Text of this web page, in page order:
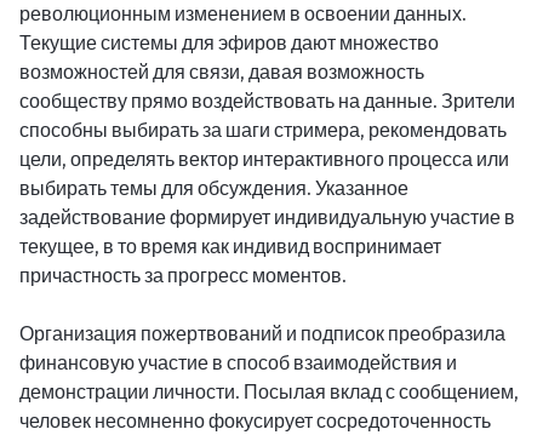
революционным изменением в освоении данных.
Текущие системы для эфиров дают множество
возможностей для связи, давая возможность
сообществу прямо воздействовать на данные. Зрители
способны выбирать за шаги стримера, рекомендовать
цели, определять вектор интерактивного процесса или
выбирать темы для обсуждения. Указанное
задействование формирует индивидуальную участие в
текущее, в то время как индивид воспринимает
причастность за прогресс моментов.
Организация пожертвований и подписок преобразила
финансовую участие в способ взаимодействия и
демонстрации личности. Посылая вклад с сообщением,
человек несомненно фокусирует сосредоточенность